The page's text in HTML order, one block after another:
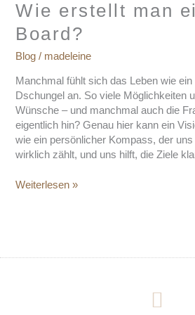
Wie erstellt man
Board?
Blog / madeleine
Manchmal fühlt sich das Leben wie
Dschungel an. So viele Möglichkeiten
Wünsche – und manchmal auch die
eigentlich hin? Genau hier kann ein
wie ein persönlicher Kompass, der
wirklich zählt, und uns hilft, die Ziele
man
ein
Vision
Weiterlesen »
I
n